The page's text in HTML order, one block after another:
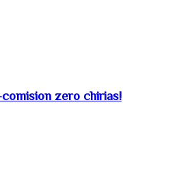
zero chirias!